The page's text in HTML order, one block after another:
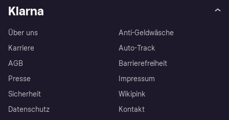
Klarna
Über uns
Karriere
AGB
Presse
Sicherheit
Datenschutz
Anti-Geldwäsche
Auto-Track
Barrierefreiheit
Impressum
Wikipink
Kontakt